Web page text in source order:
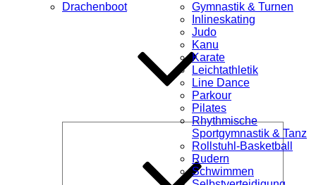
Drachenboot
öffnen
Gymnastik & Turnen
Inlineskating
Judo
Kanu
Karate
Leichtathletik
Line Dance
Parkour
Pilates
Rhythmische
Sportgymnastik & Tanz
Rollstuhl-Basketball
Rudern
Schwimmen